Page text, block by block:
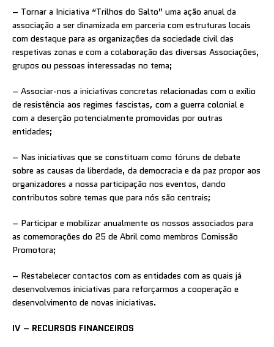
– Tornar a Iniciativa “Trilhos do Salto” uma ação anual da
associação a ser dinamizada em parceria com estruturas locais
com destaque para as organizações da sociedade civil das
respetivas zonas e com a colaboração das diversas Associações,
grupos ou pessoas interessadas no tema;
– Associar-nos a iniciativas concretas relacionadas com o exílio
de resistência aos regimes fascistas, com a guerra colonial e
com a deserção potencialmente promovidas por outras
entidades;
– Nas iniciativas que se constituam como fóruns de debate
sobre as causas da liberdade, da democracia e da paz propor aos
organizadores a nossa participação nos eventos, dando
contributos sobre temas que para nós são centrais;
– Participar e mobilizar anualmente os nossos associados para
as comemorações do 25 de Abril como membros Comissão
Promotora;
– Restabelecer contactos com as entidades com as quais já
desenvolvemos iniciativas para reforçarmos a cooperação e
desenvolvimento de novas iniciativas.
IV – RECURSOS FINANCEIROS